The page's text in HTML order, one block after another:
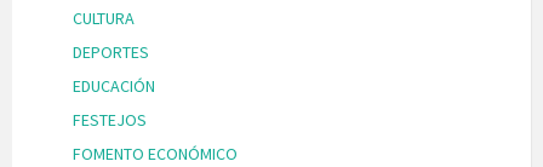
CULTURA
DEPORTES
EDUCACIÓN
FESTEJOS
FOMENTO ECONÓMICO